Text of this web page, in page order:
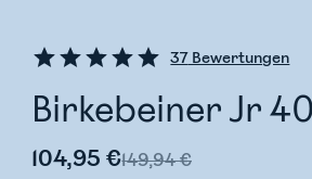
37Bewertungen
Birkebeiner Jr 40
104,95 €149,94 €